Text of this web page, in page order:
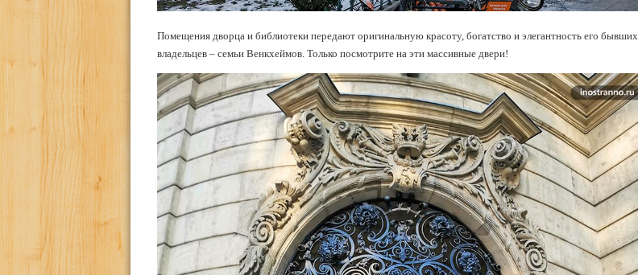
Помещения дворца и библиотеки передают оригинальную красоту, богатство и элегантность его бывших
владельцев – семьи Венкхеймов. Только посмотрите на эти массивные двери!